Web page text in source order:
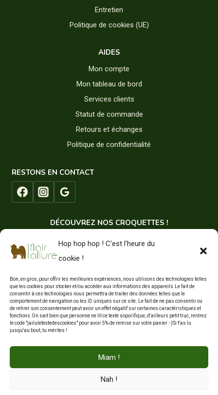
Hop hop hop ! C'est l'heure du
cookie !
Bon, en gros, pour offrir les meilleures expériences, nous utilisons des technologies telles
que les cookies pour stocker et/ou accéder aux informations des appareils.Le fait de
consentir à ces technologies nous permettra de traiter des données telles que le
comportement de navigation ou les ID uniques sur ce site. Le fait de ne pas consentir ou
de retirer son consentement peut avoir un effet négatif sur certaines caractéristiques et
fonctions.On sait bien que personne ne lit ce texte soporifique, d'ailleurs petit truc, rentrez
le code "jailuletextedescookies" pour avoir 5% de remise sur votre panier :-)Si t'as lu
jusqu'au bout, tu mérites !
Miam !
Nah !
Entretien
Politique de cookies (UE)
AIDES
Mon compte
Mon tableau de bord
Services clients
Statut de commande
Retours et échanges
Politique de confidentialité
RESTONS EN CONTACT
DÉCOUVREZ NOS CROQUETTES !
© 2026 site crée et géré par SAS Garlin
politique de confidentialité | Les cookies | Termes et conditions |